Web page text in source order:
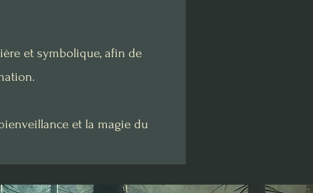
et symbolique, afin de
et la magie du